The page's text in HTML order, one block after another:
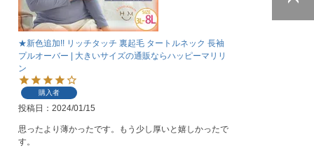
★新色追加!! リッチタッチ 裏起毛 タートルネック 長袖
プルオーバー | 大きいサイズの通販ならハッピーマリリ
ン
購入者
投稿日 2024/01/15
思ったより薄かったです。もう少し厚いと嬉しかったで
す。